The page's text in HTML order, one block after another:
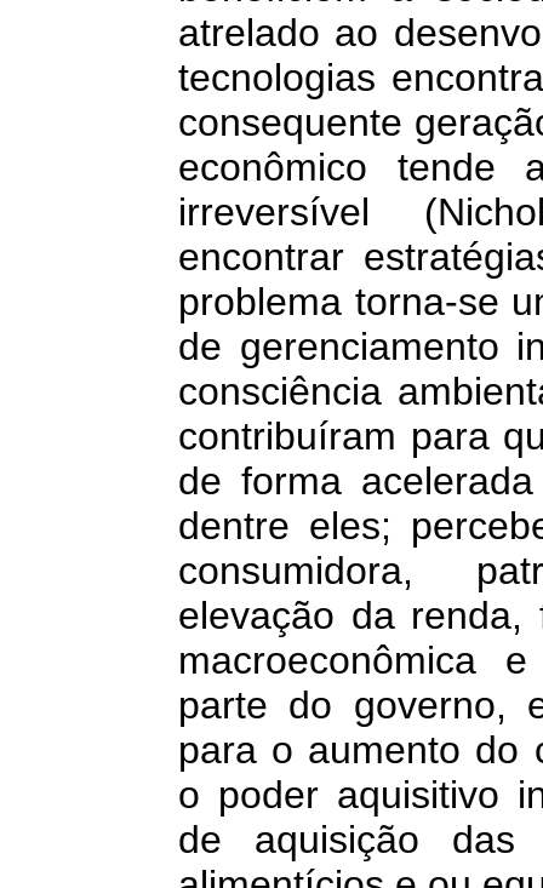
atrelado ao
tecnologias
consequente
econômico tende
irreversível
encontrar
problema torna-se
de gerenciamento
consciência
contribuíram para
de forma
dentre eles;
consumidora,
elevação da renda,
macroeconômica
parte do governo,
para o aumento do
o poder aquisitivo
de aquisição das